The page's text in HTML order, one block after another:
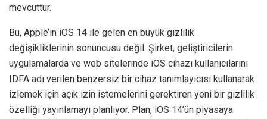
mevcuttur.
Bu, Apple’ın iOS 14 ile gelen en büyük gizlilik
değişikliklerinin sonuncusu değil. Şirket, geliştiricilerin
uygulamalarda ve web sitelerinde iOS cihazı kullanıcılarını
IDFA adı verilen benzersiz bir cihaz tanımlayıcısı kullanarak
izlemek için açık izin istemelerini gerektiren yeni bir gizlilik
özelliği yayınlamayı planlıyor. Plan, iOS 14’ün piyasaya